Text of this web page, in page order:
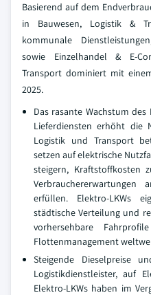
Basierend auf dem
in Bauwesen, Logistik &
kommunale
sowie Einzelhandel & E-
Transport dominiert mit
2025.
Das rasante Wachstum des
Lieferdiensten erhöht die
Logistik und Transport
setzen auf elektrische
steigern, Kraftstoffkosten
Verbrauchererwartungen
erfüllen. Elektro-LKWs
städtische Verteilung und
vorhersehbare
Flottenmanagement
Steigende Dieselpreise
Logistikdienstleister, auf
Elektro-LKWs haben im